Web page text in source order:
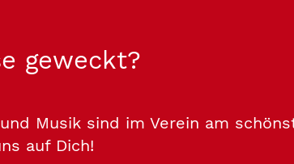
geweckt?
Musik sind im Verein am
auf Dich!